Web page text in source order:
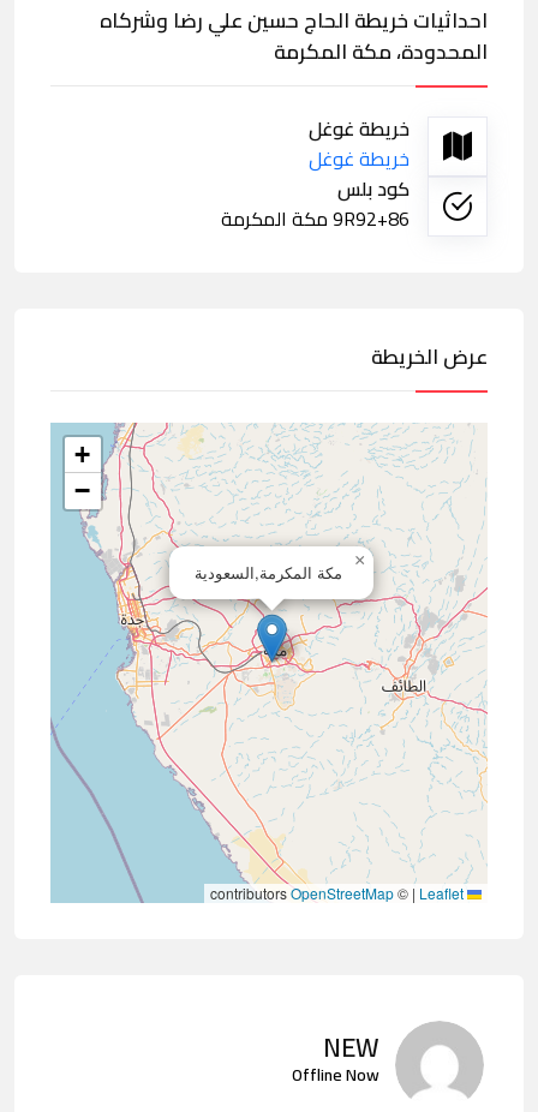
احداثيات خريطة الحاج حسين علي رضا وشركاه
المحدودة، مكة المكرمة
خريطة غوغل
خريطة غوغل
كود بلس
9R92+86 مكة المكرمة
عرض الخريطة
مكة المكرمة,السعودية
×
+
−
|
©
OpenStreetMap
contributors
NEW
Offline Now